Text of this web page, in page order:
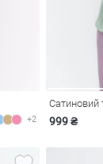
+2 999 ₴